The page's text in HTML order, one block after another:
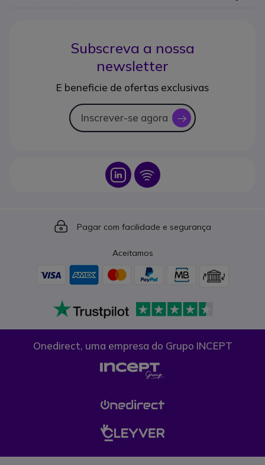
Subscreva a nossa
newsletter
E beneficie de ofertas exclusivas
Inscrever-se agora icon
Icon Icon
Icon
Pagar com facilidade e segurança
Aceitamos
Onedirect, uma empresa do Grupo INCEPT